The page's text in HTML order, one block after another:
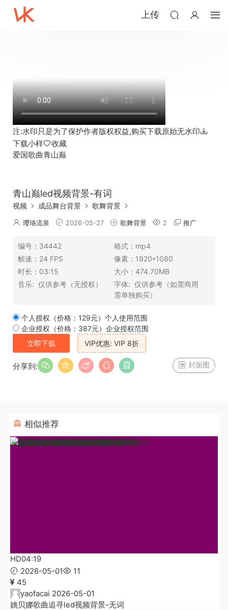
上传
注:水印只是为了保护作者版权权益,购买下载原始无水印
下载小样
收藏
爱国歌曲青山巅
青山巅led视频背景-有词
视频 成品舞台背景 歌舞背景
璎珞流泉 2026-05-27 歌舞背景 2 推广
编号： 34442 格式： mp4
帧速： 24 FPS 像素： 1920*1080
时长： 03:15 大小： 474.70MB
音乐: 仅供参考（无授权） 字体: 仅供参考（如需商用
需单独购买）
个人授权（价格：129元） 个人使用范围
企业授权（价格：387元） 企业授权范围
VIP优惠: VIP 8折
立即下载
分享到: 封面图
相似推荐
HD04:19
2026-05-01
11
45
yaofacai 2026-05-01
姚贝娜歌曲追寻led视频背景-无词